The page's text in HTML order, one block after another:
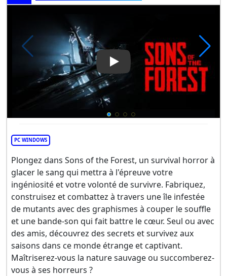
Play Video: Sons of the Forest
PC WINDOWS
Plongez dans Sons of the Forest, un survival horror à
glacer le sang qui mettra à l'épreuve votre
ingéniosité et votre volonté de survivre. Fabriquez,
construisez et combattez à travers une île infestée
de mutants avec des graphismes à couper le souffle
et une bande-son qui fait battre le cœur. Seul ou avec
des amis, découvrez des secrets et survivez aux
saisons dans ce monde étrange et captivant.
Maîtriserez-vous la nature sauvage ou succomberez-
vous à ses horreurs ?